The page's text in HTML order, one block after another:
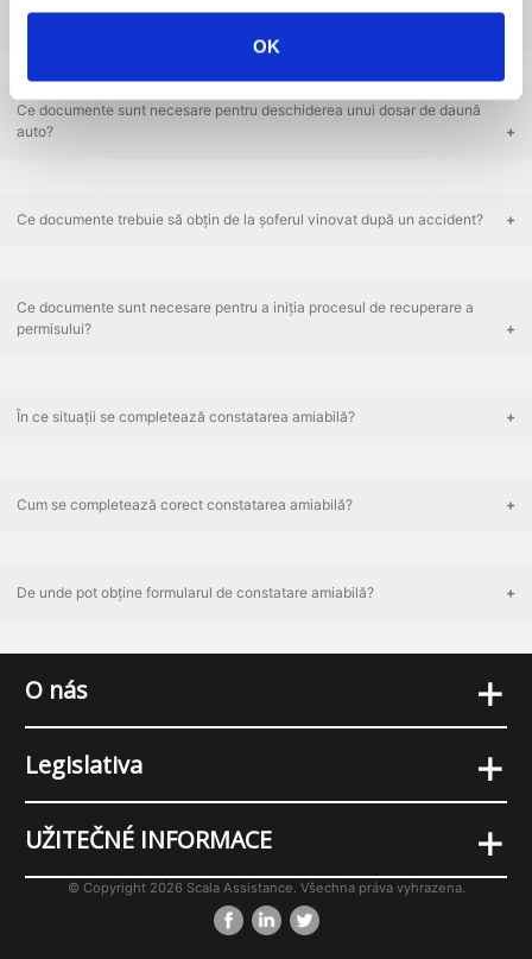
OK
Cum trebuie să procedez dacă am provocat un accident rutier?
Ce documente sunt necesare pentru deschiderea unui dosar de daună
auto?
Ce documente trebuie să obțin de la șoferul vinovat după un accident?
Ce documente sunt necesare pentru a iniția procesul de recuperare a
permisului?
În ce situații se completează constatarea amiabilă?
Cum se completează corect constatarea amiabilă?
De unde pot obține formularul de constatare amiabilă?
O nás +
Legislativa +
UŽITEČNÉ INFORMACE +
© Copyright 2026 Scala Assistance. Všechna práva vyhrazena.